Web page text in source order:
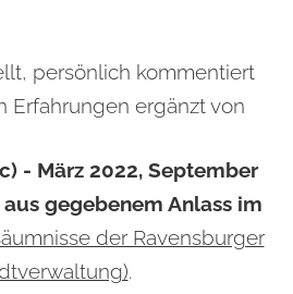
persönlich kommentiert
Erfahrungen ergänzt von
- März 2022, September
gegebenem Anlass im
der Ravensburger
.